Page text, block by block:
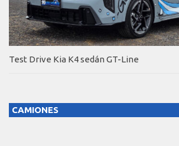
Test Drive Kia K4 sedán GT-Line
CAMIONES